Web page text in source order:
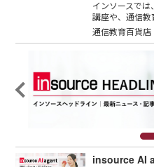
インソースで
講座や、通信教
通信教育百貨店
insource AI